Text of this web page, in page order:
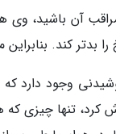
آن باشید،
بدتر کند.
وجود دارد
کرد، تنها چیزی